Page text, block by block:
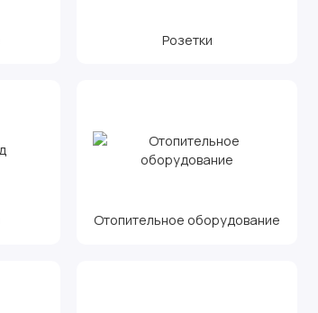
Розетки
Отопительное оборудование